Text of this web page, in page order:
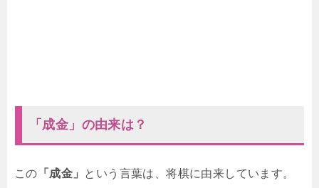
「成金」の由来は？
この 「成金」 という言葉は、将棋に由来しています。